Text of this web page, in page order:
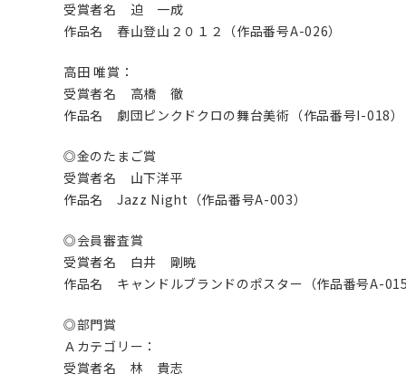
受賞者名 迫 一成
作品名 春山登山２０１２（作品番号A-026）
高田 唯賞：
受賞者名 高橋 徹
作品名 劇団ピンクドクロの舞台美術（作品番号I-018）
◎金のたまご賞
受賞者名 山下洋平
作品名 Jazz Night（作品番号A-003）
◎会員審査賞
受賞者名 白井 剛暁
作品名 キャンドルブランドのポスター（作品番号A-
◎部門賞
Ａカテゴリー：
受賞者名 林 貴志